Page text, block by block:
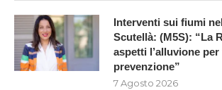
Interventi sui fiumi
Scutellà: (M5S): “La
aspetti l’alluvione per
prevenzione”
7 Agosto 2026